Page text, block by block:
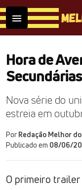
Hora de
Nova série do
estreia em
Por Redação Melhor
Publicado em 08/06/
O primeiro